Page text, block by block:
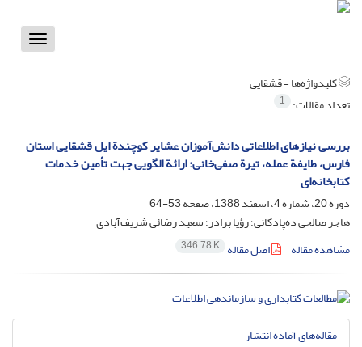
Toggle
کلیدواژه‌ها =قشقایی
تعداد مقالات: 1
بررسی نیازهای اطلاعاتی دانش‌آموزان عشایر کوچندة ایل قشقایی استان
فارس، طایفة عمله، تیرة صفی‌خانی: ارائة الگویی جهت تأمین خدمات
کتابخانه‌ای
دوره 20، شماره 4، اسفند 1388، صفحه
53-64
هاجر صالحی ده‌پادکانی؛ رؤیا برادر؛ سعید رضائی شریف‌آبادی
مشاهده مقاله
اصل مقاله 346.78 K
مقاله‌های آماده انتشار